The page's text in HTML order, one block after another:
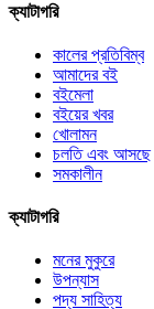
ক্যাটাগরি
কালের প্রতিবিম্ব
আমাদের বই
বইমেলা
বইয়ের খবর
খোলামন
চলতি এবং আসছে
সমকালীন
ক্যাটাগরি
মনের মুকুরে
উপন্যাস
পদ্য সাহিত্য